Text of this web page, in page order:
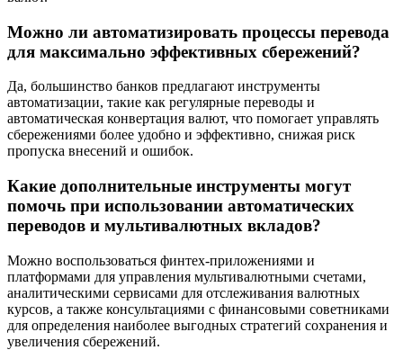
Можно ли автоматизировать процессы перевода
для максимально эффективных сбережений?
Да, большинство банков предлагают инструменты
автоматизации, такие как регулярные переводы и
автоматическая конвертация валют, что помогает управлять
сбережениями более удобно и эффективно, снижая риск
пропуска внесений и ошибок.
Какие дополнительные инструменты могут
помочь при использовании автоматических
переводов и мультивалютных вкладов?
Можно воспользоваться финтех-приложениями и
платформами для управления мультивалютными счетами,
аналитическими сервисами для отслеживания валютных
курсов, а также консультациями с финансовыми советниками
для определения наиболее выгодных стратегий сохранения и
увеличения сбережений.